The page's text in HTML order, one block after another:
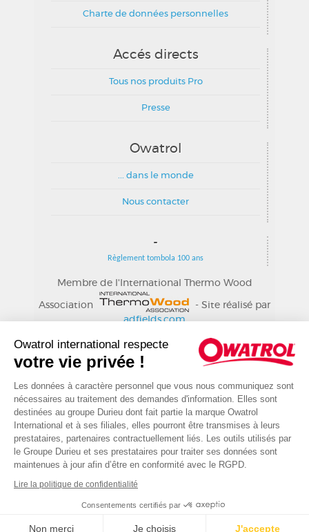
Charte de données personnelles
Accés directs
Tous nos produits Pro
Presse
Owatrol
... dans le monde
Nous contacter
-
Règlement tombola 100 ans
Membre de l'International Thermo Wood
Association
- Site réalisé par
adfields.com
Roule - 92200 Neuilly s/Seine (France) - Tél.: +33
(0)1 82 88 83 65 - Fax : +33 (0)1 82 88 83 65
Owatrol international respecte
votre vie privée !
Les données à caractère personnel que vous nous communiquez sont
nécessaires au traitement des demandes d'information. Elles sont
destinées au groupe Durieu dont fait partie la marque Owatrol
International et à ses filiales, elles pourront être transmises à leurs
prestataires, partenaires contractuellement liés. Les outils utilisés par
le Groupe Durieu et ses prestataires pour traiter ses données sont
maintenues à jour afin d’être en conformité avec le RGPD.
Lire la politique de confidentialité
Consentements certifiés par
Non merci Je choisis J'accepte